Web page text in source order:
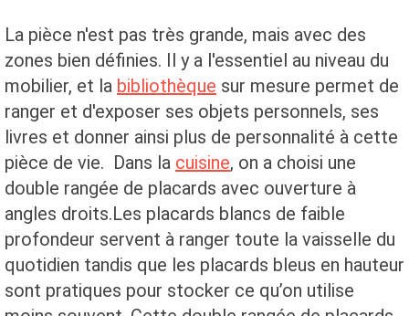
La pièce n'est pas très grande, mais avec des
zones bien définies. Il y a l'essentiel au niveau du
mobilier, et la bibliothèque sur mesure permet de
ranger et d'exposer ses objets personnels, ses
livres et donner ainsi plus de personnalité à cette
pièce de vie. Dans la cuisine, on a choisi une
double rangée de placards avec ouverture à
angles droits.Les placards blancs de faible
profondeur servent à ranger toute la vaisselle du
quotidien tandis que les placards bleus en hauteur
sont pratiques pour stocker ce qu’on utilise